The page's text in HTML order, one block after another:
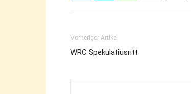
Vorheriger Artikel
WRC Spekulatiusritt